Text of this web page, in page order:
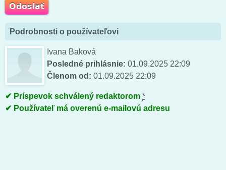
Podrobnosti o používateľovi
Ivana Baková
Posledné prihlásnie: 01.09.2025 22:09
Členom od: 01.09.2025 22:09
Príspevok schválený redaktorom *
Používateľ má overenú e-mailovú adresu